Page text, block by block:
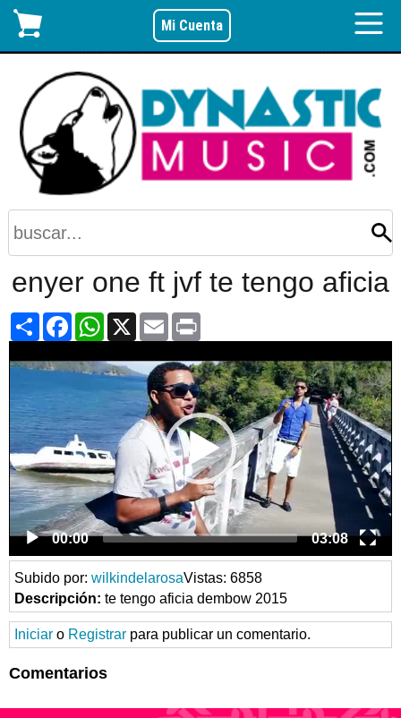
Mi Cuenta
enyer one ft jvf te tengo aficia
ShareFacebookWhatsApp
X Email
Player
00:00 03:08
Subido por: wilkindelarosaVistas: 6858
Descripción: te tengo aficia dembow 2015
Iniciar o Registrar para publicar un comentario.
Comentarios